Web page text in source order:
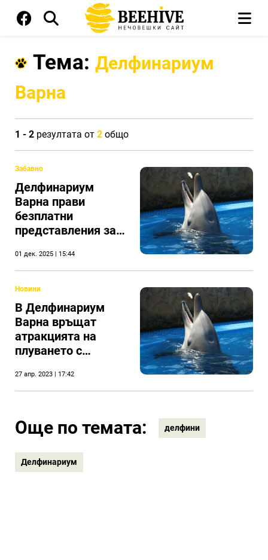
Тема: Делфинариум
Варна
1 - 2 резултата от 2 общо
Забавно
Делфинариум
Варна прави
безплатни
представления за
01 дек. 2025 | 15:44
Новини
В Делфинариум
Варна връщат
атракцията на
плуването с
27 апр. 2023 | 17:42
Още по темата: делфини
Делфинариум